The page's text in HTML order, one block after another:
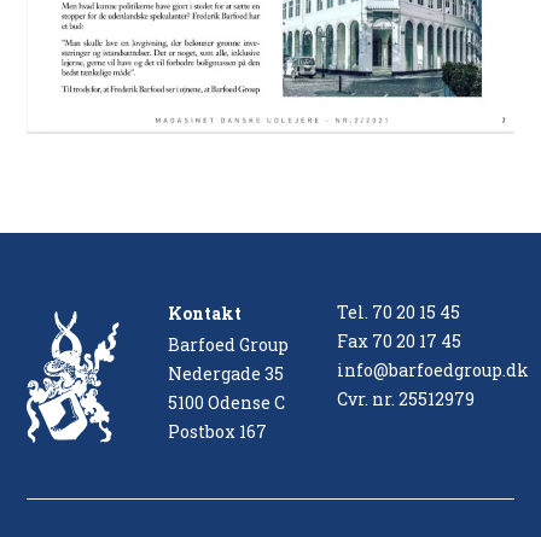
Kontakt
Barfoed Group
Nedergade 35
5100 Odense C
Postbox 167
Tel. 70 20 15 45
Fax 70 20 17 45
info@barfoedgroup.dk
Cvr. nr. 25512979